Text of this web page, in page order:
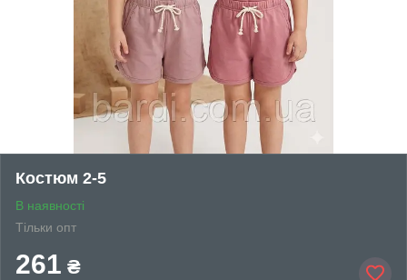
Костюм 2-5
В наявності
Тільки опт
261 ₴